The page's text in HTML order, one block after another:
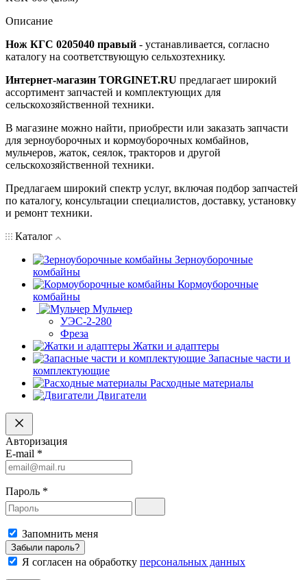
Описание
Нож КГС 0205040 правый - устанавливается, согласно
каталогу на соответствующую сельхозтехнику.
Интернет-магазин TORGINET.RU предлагает широкий
ассортимент запчастей и комплектующих для
сельскохозяйственной техники.
В магазине можно найти, приобрести или заказать запчасти
для зерноуборочных и кормоуборочных комбайнов,
мульчеров, жаток, сеялок, тракторов и другой
сельскохозяйственной техники.
Предлагаем широкий спектр услуг, включая подбор запчастей
по каталогу, консультации специалистов, доставку, установку
и ремонт техники.
Каталог
Зерноуборочные
комбайны
Кормоуборочные
комбайны
Мульчер
УЭС-2-280
Фреза
Жатки и адаптеры
Запасные части и
комплектующие
Расходные материалы
Двигатели
Авторизация
E-mail *
Пароль *
Запомнить меня
Забыли пароль?
Я согласен на обработку персональных данных